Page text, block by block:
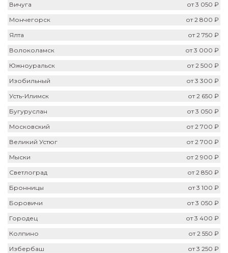
Вичуга
от 3 050 ₽
Мончегорск
от 2 800 ₽
Ялта
от 2 750 ₽
Волоколамск
от 3 000 ₽
Южноуральск
от 2 500 ₽
Изобильный
от 3 300 ₽
Усть-Илимск
от 2 650 ₽
Бугуруслан
от 3 050 ₽
Московский
от 2 700 ₽
Великий Устюг
от 2 700 ₽
Мыски
от 2 900 ₽
Светлоград
от 2 850 ₽
Бронницы
от 3 100 ₽
Боровичи
от 3 050 ₽
Городец
от 3 400 ₽
Колпино
от 2 550 ₽
Избербаш
от 3 250 ₽